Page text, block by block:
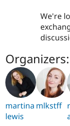
We're
Organizers:
martina
lewis
mlkstff